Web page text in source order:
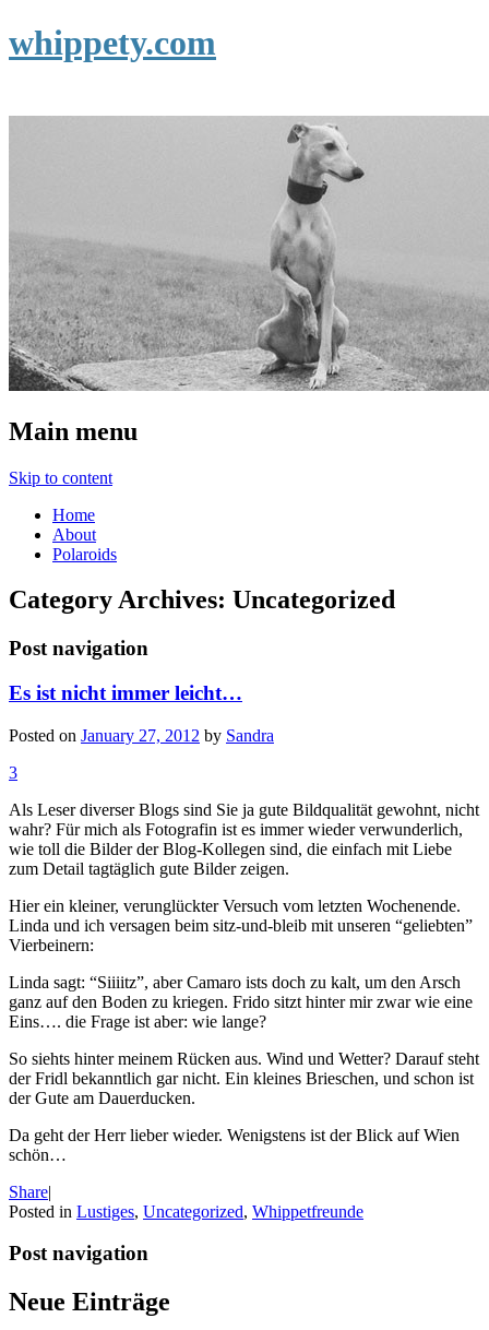
whippety.com
Main menu
Skip to content
Home
About
Polaroids
Category Archives: Uncategorized
Post navigation
Es ist nicht immer leicht…
Posted on January 27, 2012 by Sandra
3
Als Leser diverser Blogs sind Sie ja gute Bildqualität gewohnt, nicht
wahr? Für mich als Fotografin ist es immer wieder verwunderlich,
wie toll die Bilder der Blog-Kollegen sind, die einfach mit Liebe
zum Detail tagtäglich gute Bilder zeigen.
Hier ein kleiner, verunglückter Versuch vom letzten Wochenende.
Linda und ich versagen beim sitz-und-bleib mit unseren “geliebten”
Vierbeinern:
Linda sagt: “Siiiitz”, aber Camaro ists doch zu kalt, um den Arsch
ganz auf den Boden zu kriegen. Frido sitzt hinter mir zwar wie eine
Eins…. die Frage ist aber: wie lange?
So siehts hinter meinem Rücken aus. Wind und Wetter? Darauf steht
der Fridl bekanntlich gar nicht. Ein kleines Brieschen, und schon ist
der Gute am Dauerducken.
Da geht der Herr lieber wieder. Wenigstens ist der Blick auf Wien
schön…
Share|
Posted in Lustiges, Uncategorized, Whippetfreunde
Post navigation
Neue Einträge